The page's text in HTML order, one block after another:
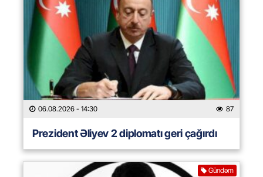
06.08.2026 - 14:30 87
Prezident Əliyev 2 diplomatı geri çağırdı
Gündəm